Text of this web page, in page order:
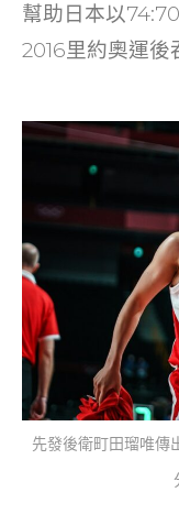
幫助日本以
2016里約奧運後
先發後衛町田瑠唯傳